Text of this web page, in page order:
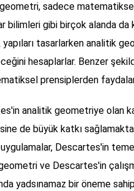
sadece matematiksel
bilimleri gibi birçok alanda da
tasarlarken analitik
hesaplarlar. Benzer
prensiplerden
analitik geometriye olan
de büyük katkı
Descartes'in
ve Descartes'in
yadsınamaz bir öneme